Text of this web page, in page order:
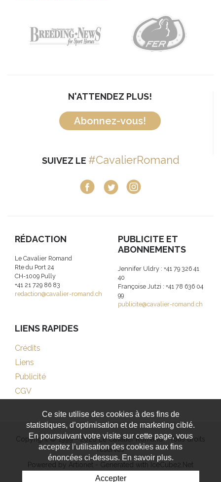
N'ATTENDEZ PLUS!
Abonnez-vous!
SUIVEZ LE #CavalierRomand
RÉDACTION
Le Cavalier Romand
Rte du Port 24
CH-1009 Pully
+41 21 729 86 83
redaction@cavalier-romand.ch
PUBLICITE ET
ABONNEMENTS
Jennifer Uldry : +41 79 326 41
40
Françoise Jutzi : +41 78 636 04
99
publicite@cavalier-romand.ch
LIENS RAPIDES
Crédits
Liens
Publicité
CGV
Copyright © 1999 - 2026 Le Cavalier Romand - Tous droits
réservés
Powered by Artionet - Generated with IceCube2.Net
Ce site utilise des cookies à des fins de
statistiques, d’optimisation et de marketing ciblé.
En poursuivant votre visite sur cette page, vous
acceptez l’utilisation des cookies aux fins
énoncées ci-dessus. En savoir plus.
Accepter